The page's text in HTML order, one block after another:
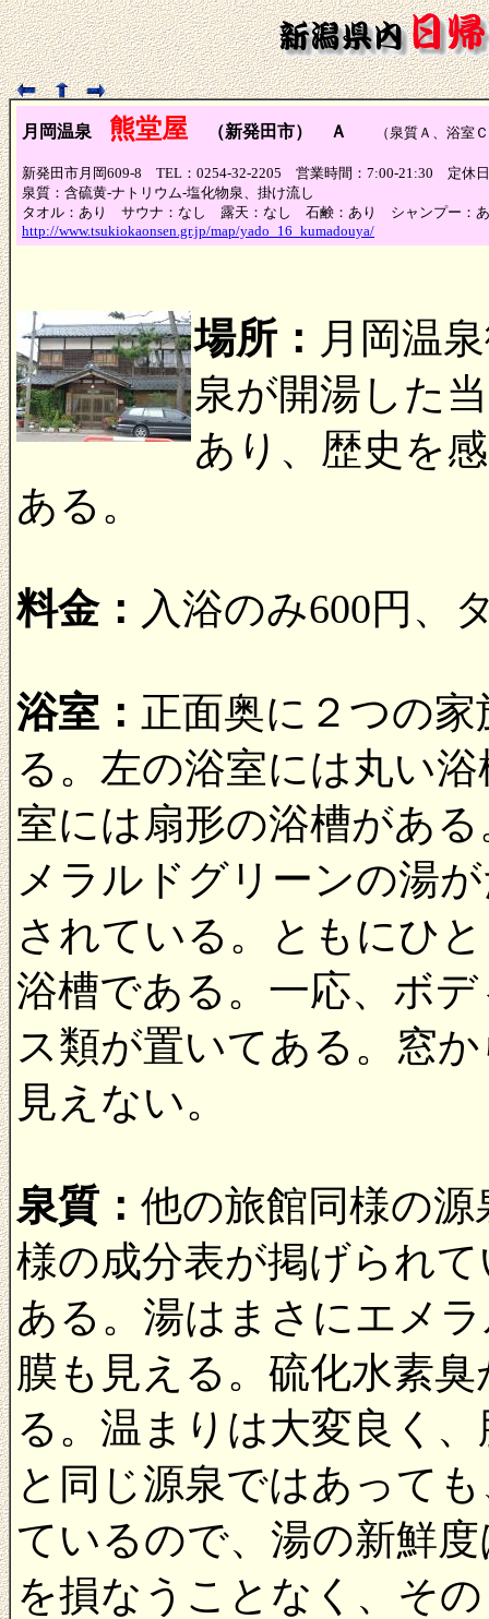
月岡温泉 熊堂屋 （新発田市） Ａ （泉質Ａ、浴室
新発田市月岡609-8 TEL：0254-32-2205 営業時間：7:00-21:30 定休
泉質：含硫黄-ナトリウム-塩化物泉、掛け流し
タオル：あり サウナ：なし 露天：なし 石鹸：あり シャンプー：
http://www.tsukiokaonsen.gr.jp/map/yado_16_kumadouya/
場所： 月岡温
泉が開湯した
あり、歴史を
ある。
料金： 入浴のみ600円、
浴室： 正面奥に２つの
る。左の浴室には丸い
室には扇形の浴槽があ
メラルドグリーンの湯
されている。ともにひ
浴槽である。一応、ボ
ス類が置いてある。窓
見えない。
泉質： 他の旅館同様の
様の成分表が掲げられ
ある。湯はまさにエメ
膜も見える。硫化水素
る。温まりは大変良く
と同じ源泉ではあって
ているので、湯の新鮮
を損なうことなく、そ